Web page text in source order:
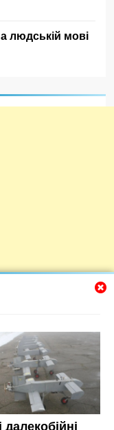
далекобійні
людській мові